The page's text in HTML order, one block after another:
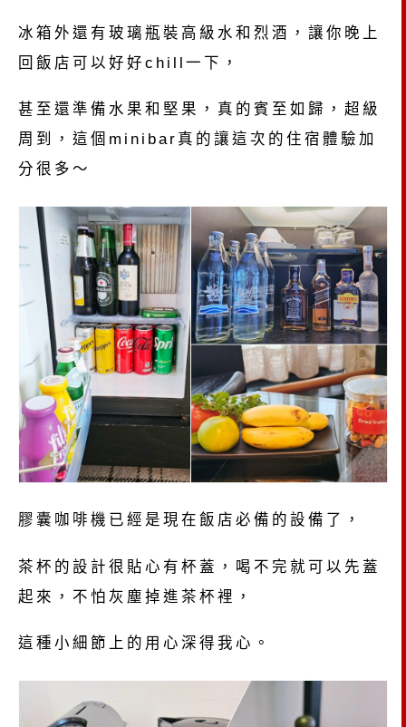
冰箱外還有玻璃瓶裝高級水和烈酒，讓你晚上
回飯店可以好好chill一下，
甚至還準備水果和堅果，真的賓至如歸，超級
周到，這個minibar真的讓這次的住宿體驗加
分很多～
膠囊咖啡機已經是現在飯店必備的設備了，
茶杯的設計很貼心有杯蓋，喝不完就可以先蓋
起來，不怕灰塵掉進茶杯裡，
這種小細節上的用心深得我心。